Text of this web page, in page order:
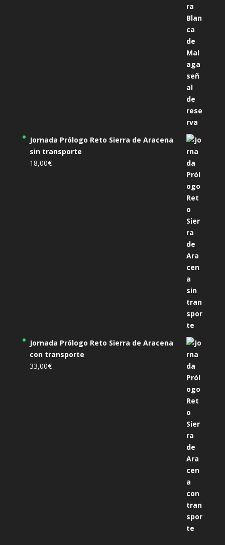
Jornada Prólogo Reto Sierra de Aracena
sin transporte
18,00€
Jornada Prólogo Reto Sierra de Aracena
con transporte
33,00€